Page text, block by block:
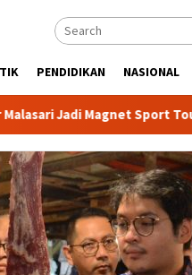
PENDIDIKAN NASIONAL
Magnet Sport Tourism,